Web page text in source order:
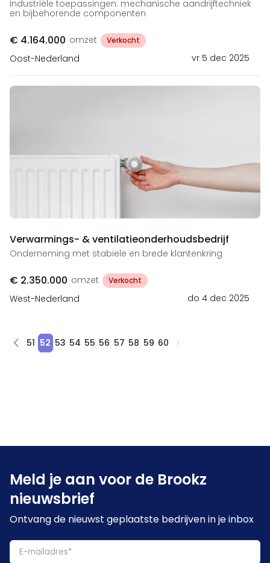
Industriële toepassingen: mechanische aandrijftechniek
en bijbehorende componenten
€ 4.164.000 omzet Verkocht
Oost-Nederland vr 5 dec 2025
Verwarmings- & ventilatieonderhoudsbedrijf
Onderneming met stabiele en brede klantenkring
€ 2.350.000 omzet Verkocht
West-Nederland do 4 dec 2025
51 52 53 54 55 56 57 58 59 60
Meld je aan voor de Brookz
nieuwsbrief
Ontvang de nieuwst geplaatste bedrijven in je inbox